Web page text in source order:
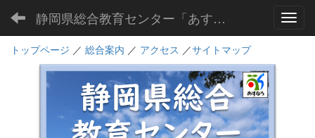
静岡県総合教育センター「あすなろ」
トップページ ／ 総合案内 ／ アクセス ／サイトマップ